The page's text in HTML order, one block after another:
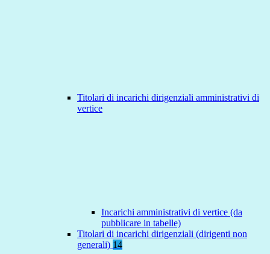
Titolari di incarichi dirigenziali amministrativi di
vertice
Incarichi amministrativi di vertice (da
pubblicare in tabelle)
Titolari di incarichi dirigenziali (dirigenti non
generali) 14